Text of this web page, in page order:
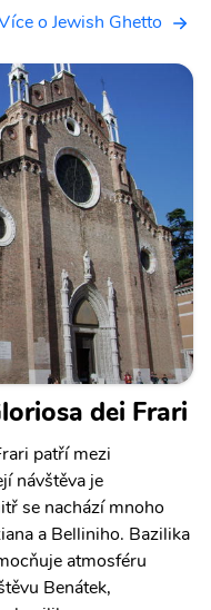
o Jewish Ghetto
dei Frari
patří mezi
návštěva je
se nachází mnoho
a Belliniho. Bazilika
atmosféru
Benátek,